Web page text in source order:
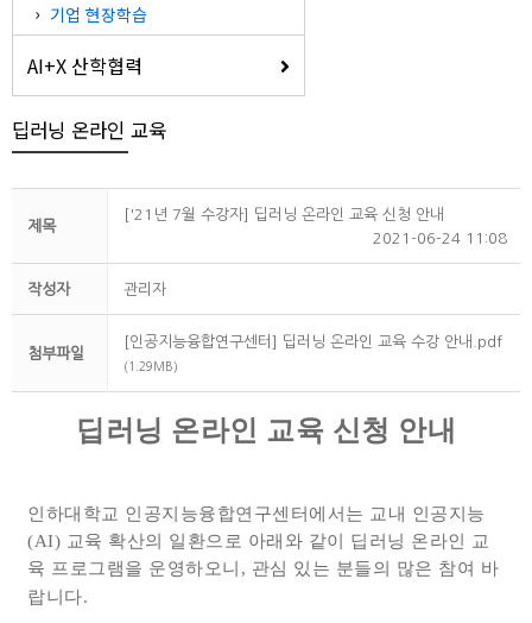
기업 현장학습
AI+X 산학협력
딥러닝 온라인 교육
제목
['21년 7월 수강자] 딥러닝 온라인 교육 신청 안내
2021-06-24 11:08
작성자 관리자
첨부파일
[인공지능융합연구센터] 딥러닝 온라인 교육 수강 안내.pdf
(1.29MB)
딥러닝 온라인 교육 신청 안내
인하대학교 인공지능융합연구센터에서는 교내 인공지능
(AI) 교육 확산의 일환으로 아래와 같이 딥러닝 온라인 교
육 프로그램을 운영하오니, 관심 있는 분들의 많은 참여 바
랍니다.